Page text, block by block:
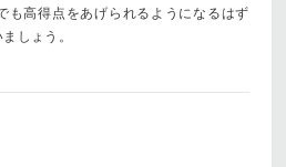
も高得点をあげられるようになるはず
しょう。